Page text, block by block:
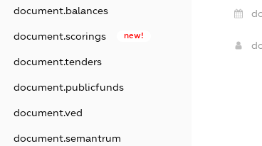
document.balances
document.scorings new!
document.tenders
document.publicfunds
document.ved
document.semantrum